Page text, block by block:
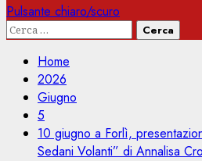
Pulsante chiaro/scuro
Ricerca
Home
2026
Giugno
5
10 giugno a Forlì,
Sedani Volanti” di Annalisa